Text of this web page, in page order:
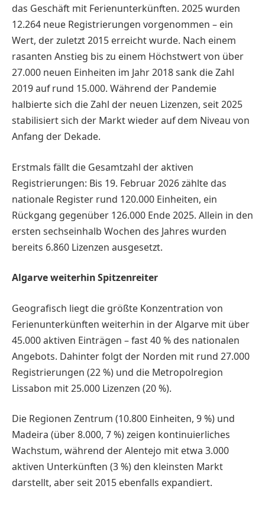
das Geschäft mit Ferienunterkünften. 2025 wurden
12.264 neue Registrierungen vorgenommen – ein
Wert, der zuletzt 2015 erreicht wurde. Nach einem
rasanten Anstieg bis zu einem Höchstwert von über
27.000 neuen Einheiten im Jahr 2018 sank die Zahl
2019 auf rund 15.000. Während der Pandemie
halbierte sich die Zahl der neuen Lizenzen, seit 2025
stabilisiert sich der Markt wieder auf dem Niveau von
Anfang der Dekade.
Erstmals fällt die Gesamtzahl der aktiven
Registrierungen: Bis 19. Februar 2026 zählte das
nationale Register rund 120.000 Einheiten, ein
Rückgang gegenüber 126.000 Ende 2025. Allein in den
ersten sechseinhalb Wochen des Jahres wurden
bereits 6.860 Lizenzen ausgesetzt.
Algarve weiterhin Spitzenreiter
Geografisch liegt die größte Konzentration von
Ferienunterkünften weiterhin in der Algarve mit über
45.000 aktiven Einträgen – fast 40 % des nationalen
Angebots. Dahinter folgt der Norden mit rund 27.000
Registrierungen (22 %) und die Metropolregion
Lissabon mit 25.000 Lizenzen (20 %).
Die Regionen Zentrum (10.800 Einheiten, 9 %) und
Madeira (über 8.000, 7 %) zeigen kontinuierliches
Wachstum, während der Alentejo mit etwa 3.000
aktiven Unterkünften (3 %) den kleinsten Markt
darstellt, aber seit 2015 ebenfalls expandiert.